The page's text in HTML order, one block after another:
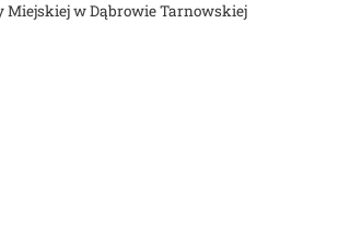
Miejskiej w Dąbrowie Tarnowskiej